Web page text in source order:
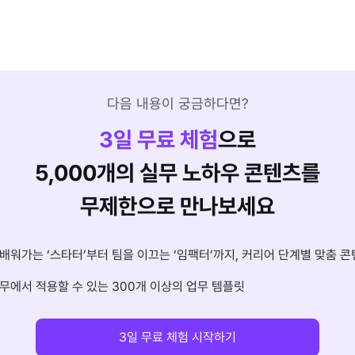
다음 내용이 궁금하다면?
3일 무료 체험으로
5,000개의 실무 노하우 콘텐츠를
무제한으로 만나보세요
워가는 ‘스타터’부터 팀을 이끄는 ‘임팩터’까지, 커리어 단계별 맞춤 콘
에서 적용할 수 있는 300개 이상의 업무 템플릿
3일 무료 체험 시작하기